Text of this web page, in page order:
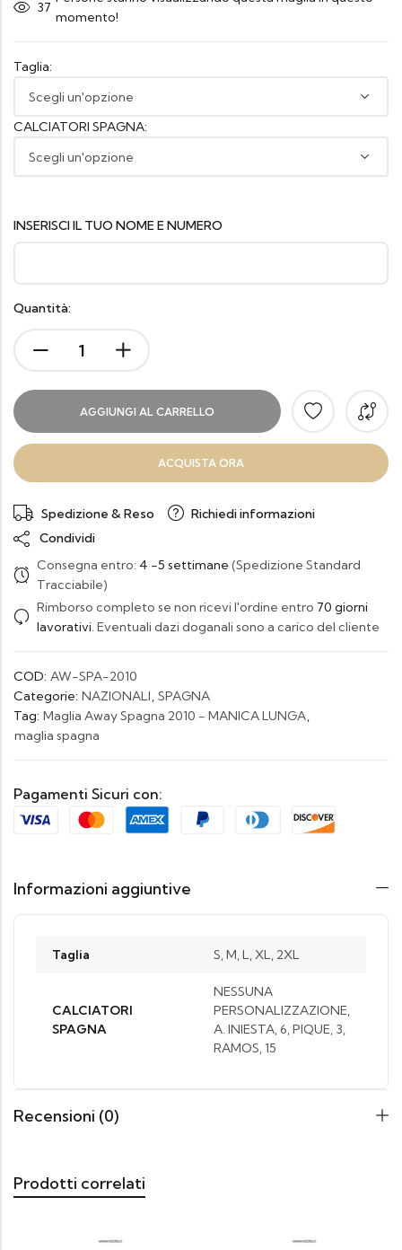
37
momento!
Taglia:
CALCIATORI SPAGNA:
INSERISCI IL TUO NOME E NUMERO
Quantità:
AGGIUNGI AL CARRELLO
ACQUISTA ORA
Spedizione & Reso
Richiedi informazioni
Condividi
Consegna entro: 4 -5 settimane (Spedizione Standard
Tracciabile)
Rimborso completo se non ricevi l'ordine entro 70 giorni
lavorativi. Eventuali dazi doganali sono a carico del cliente
COD: AW-SPA-2010
Categorie: NAZIONALI, SPAGNA
Tag: Maglia Away Spagna 2010 - MANICA LUNGA,
maglia spagna
Pagamenti Sicuri con:
Informazioni aggiuntive
Taglia S, M, L, XL, 2XL
CALCIATORI
SPAGNA
NESSUNA
PERSONALIZZAZIONE,
A. INIESTA, 6, PIQUE, 3,
RAMOS, 15
Recensioni (0)
Prodotti correlati